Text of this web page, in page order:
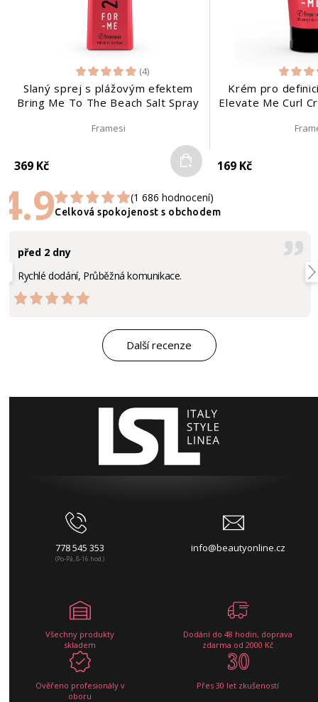
(4)
Slaný sprej s plážovým efektem
Bring Me To The Beach Salt Spray
Framesi
369 Kč Do košíku
Krém pro
Elevate Me Curl
169 Kč
4.9 (1 686 hodnocení)
Celková spokojenost s obchodem
před 2 dny
Rychlé dodání, Průběžná komunikace.
Další recenze
778 545 353
(Po-Pá, 8-16 hod.)
info@beautyonline.cz
Všechny produkty
skladem
Dodání do 48 hodin, doprava
zdarma od 2000 Kč
Ověřeno profesionály v
oboru
Přes 30 let zkušeností